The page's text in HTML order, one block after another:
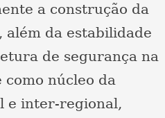
a construção da
além da estabilidade
de segurança na
como núcleo da
e inter-regional,